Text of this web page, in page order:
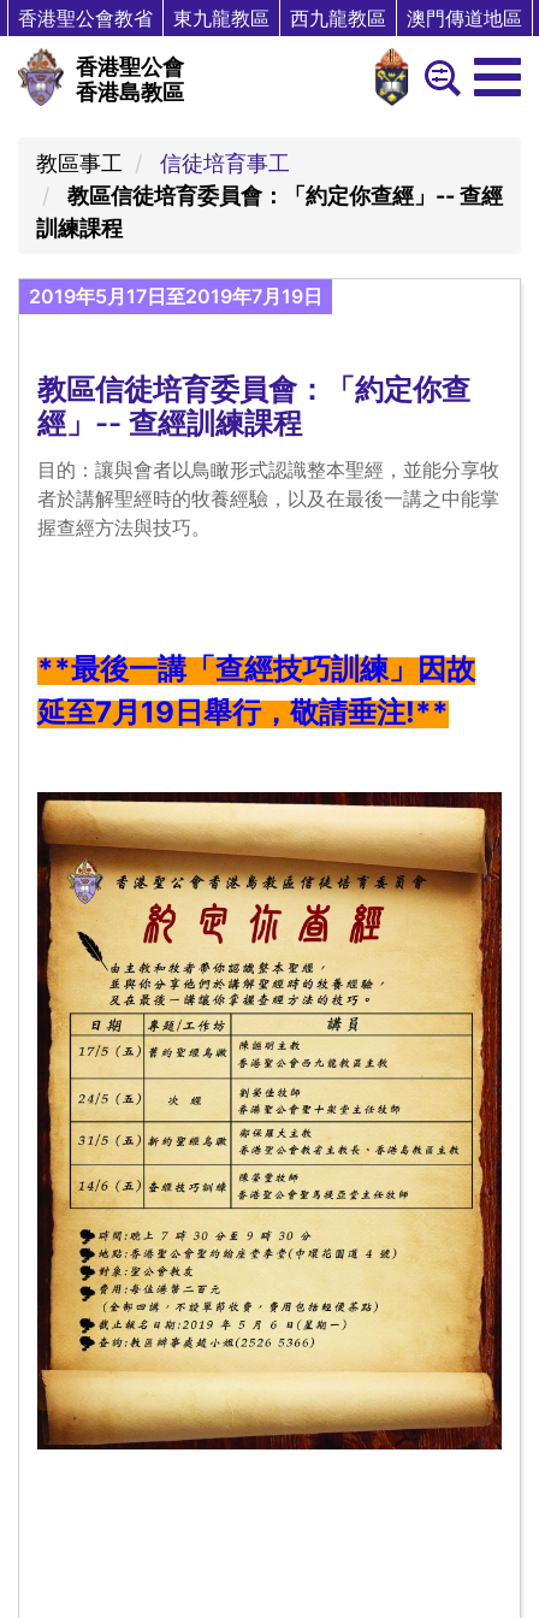
香港聖公會教省 東九龍教區 西九龍教區 澳門傳道地區
香港聖公會
香港島教區
教區事工
信徒培育事工
教區信徒培育委員會：「約定你查經」-- 查經
訓練課程
教區信徒培育委員會：「約定你查
經」-- 查經訓練課程
目的：讓與會者以鳥瞰形式認識整本聖經，並能分享牧
者於講解聖經時的牧養經驗，以及在最後一講之中能掌
握查經方法與技巧。
2019年5月17日至2019年7月19日
**最後一講「查經技巧訓練」因故
延至7月19日舉行，敬請垂注!**